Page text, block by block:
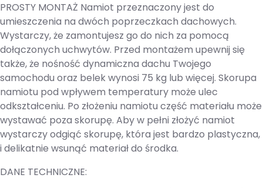
PROSTY MONTAŻ Namiot przeznaczony jest do
umieszczenia na dwóch poprzeczkach dachowych.
Wystarczy, że zamontujesz go do nich za pomocą
dołączonych uchwytów. Przed montażem upewnij się
także, że nośność dynamiczna dachu Twojego
samochodu oraz belek wynosi 75 kg lub więcej. Skorupa
namiotu pod wpływem temperatury może ulec
odkształceniu. Po złożeniu namiotu część materiału może
wystawać poza skorupę. Aby w pełni złożyć namiot
wystarczy odgiąć skorupę, która jest bardzo plastyczna,
i delikatnie wsunąć materiał do środka.
DANE TECHNICZNE: